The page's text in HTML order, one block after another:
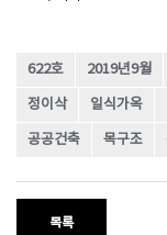
622호 2019년9월
정이삭 일식가옥
공공건축 목구조
목록